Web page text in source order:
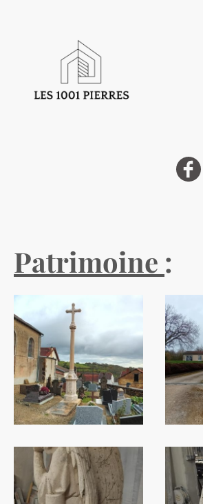
Patrimoine :